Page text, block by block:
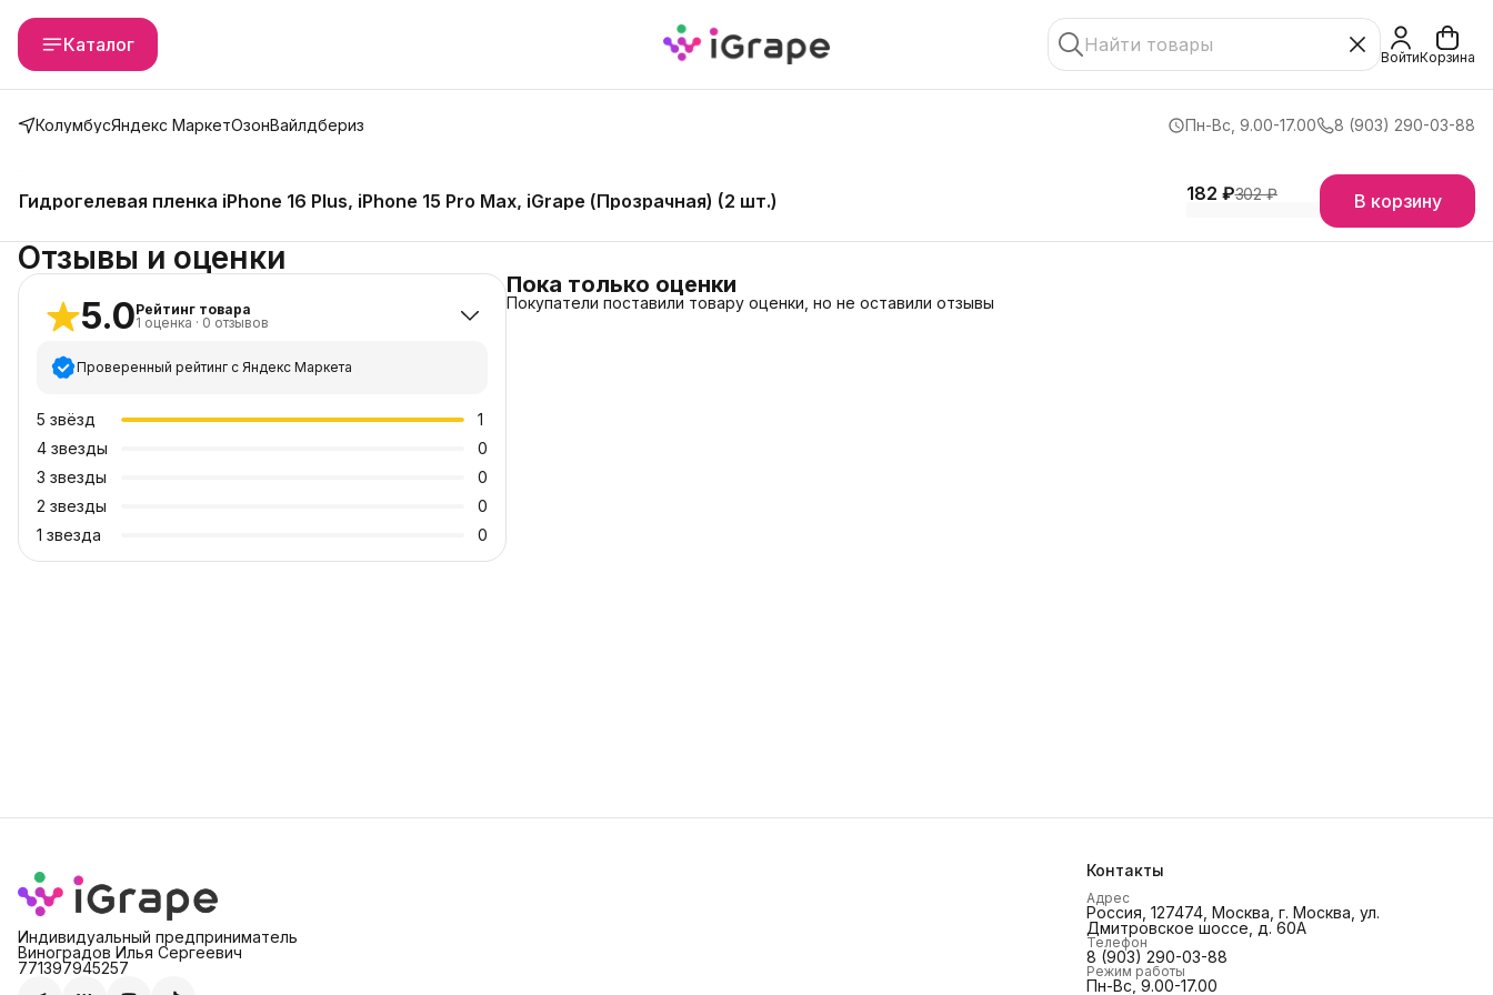
Каталог
ВойтиКорзина
КолумбусЯндекс МаркетОзонВайлдбериз Пн-Вс, 9.00-17.00 8 (903) 290-03-88
Гидрогелевая пленка iPhone 16 Plus, iPhone 15 Pro Max, iGrape (Прозрачная) (2 шт.) 182 ₽302 ₽ В корзину
Отзывы и оценки
5.0Рейтинг товара
1 оценка · 0 отзывов
Проверенный рейтинг с Яндекс Маркета
5 звёзд
1
4 звезды
0
3 звезды
0
2 звезды
0
1 звезда 0
Пока только оценки
Покупатели поставили товару оценки, но не оставили отзывы
Индивидуальный предприниматель
Виноградов Илья Сергеевич
771397945257
Контакты
Адрес
Россия, 127474, Москва, г. Москва, ул.
Дмитровское шоссе, д. 60А
Телефон
8 (903) 290-03-88
Режим работы
Пн-Вс, 9.00-17.00